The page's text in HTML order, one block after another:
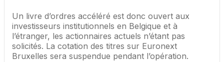
Un livre d’ordres accéléré est donc ouvert aux
investisseurs institutionnels en Belgique et à
l’étranger, les actionnaires actuels n’étant pas
solicités. La cotation des titres sur Euronext
Bruxelles sera suspendue pendant l’opération.